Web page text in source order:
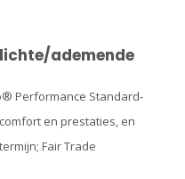
ademende
Performance Standard-
en prestaties, en
Fair Trade